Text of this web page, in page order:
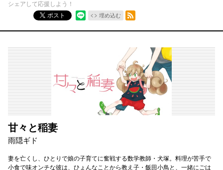
シェアして応援しよう！
ポスト
埋め込む
RSSフィード
甘々と稲妻
雨隠ギド
妻を亡くし、ひとりで娘の子育てに奮戦する数学教師・犬塚。料理が苦手で
小食で味オンチな彼は、ひょんなことから教え子・飯田小鳥と、一緒にごは